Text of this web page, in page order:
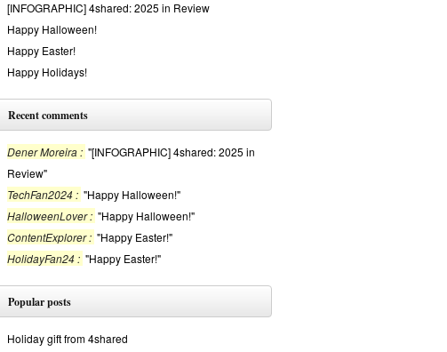
[INFOGRAPHIC] 4shared: 2025 in Review
Happy Halloween!
Happy Easter!
Happy Holidays!
Recent comments
Dener Moreira : "[INFOGRAPHIC] 4shared: 2025 in
Review"
TechFan2024 : "Happy Halloween!"
HalloweenLover : "Happy Halloween!"
ContentExplorer : "Happy Easter!"
HolidayFan24 : "Happy Easter!"
Popular posts
Holiday gift from 4shared